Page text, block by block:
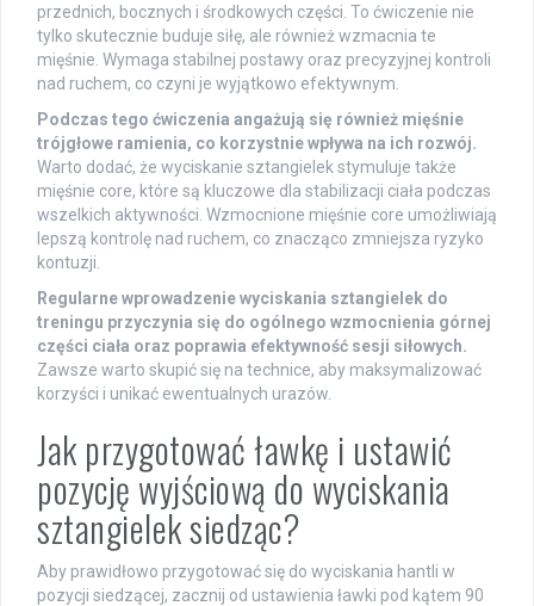
przednich, bocznych i środkowych części. To ćwiczenie nie
tylko skutecznie buduje siłę, ale również wzmacnia te
mięśnie. Wymaga stabilnej postawy oraz precyzyjnej kontroli
nad ruchem, co czyni je wyjątkowo efektywnym.
Podczas tego ćwiczenia angażują się również mięśnie
trójgłowe ramienia, co korzystnie wpływa na ich rozwój.
Warto dodać, że wyciskanie sztangielek stymuluje także
mięśnie core, które są kluczowe dla stabilizacji ciała podczas
wszelkich aktywności. Wzmocnione mięśnie core umożliwiają
lepszą kontrolę nad ruchem, co znacząco zmniejsza ryzyko
kontuzji.
Regularne wprowadzenie wyciskania sztangielek do
treningu przyczynia się do ogólnego wzmocnienia górnej
części ciała oraz poprawia efektywność sesji siłowych.
Zawsze warto skupić się na technice, aby maksymalizować
korzyści i unikać ewentualnych urazów.
Jak przygotować ławkę i ustawić
pozycję wyjściową do wyciskania
sztangielek siedząc?
Aby prawidłowo przygotować się do wyciskania hantli w
pozycji siedzącej, zacznij od ustawienia ławki pod kątem 90